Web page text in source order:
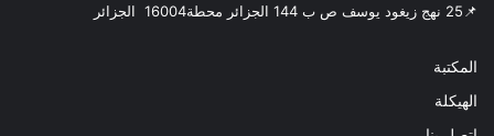
📌‎25 نهج زيغود يوسف ص ب 144 الجزائر محطة‎ 16004 الجزائر
المكتبة
الهيكلة